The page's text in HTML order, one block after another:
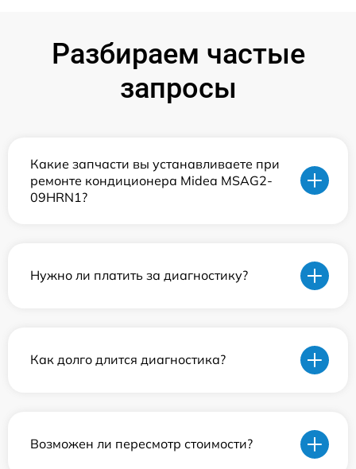
Разбираем частые
запросы
Какие запчасти вы устанавливаете при
ремонте кондиционера Midea MSAG2-
09HRN1?
Нужно ли платить за диагностику?
Как долго длится диагностика?
Возможен ли пересмотр стоимости?